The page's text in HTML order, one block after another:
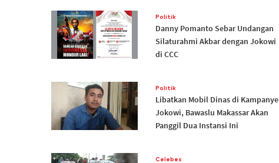
Politik
Danny Pomanto Sebar Undangan
Silaturahmi Akbar dengan Jokowi
di CCC
Politik
Libatkan Mobil Dinas di Kampanye
Jokowi, Bawaslu Makassar Akan
Panggil Dua Instansi Ini
Celebes